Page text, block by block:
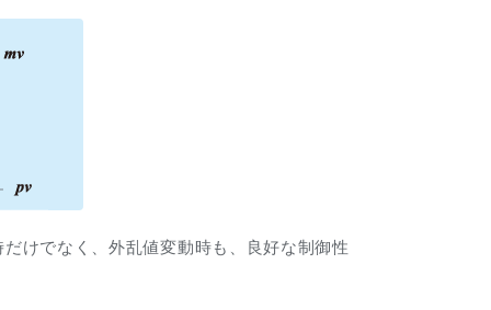
けでなく、外乱値変動時も、良好な制御性